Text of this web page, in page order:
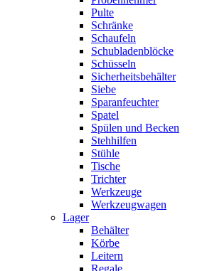
Pulte
Schränke
Schaufeln
Schubladenblöcke
Schüsseln
Sicherheitsbehälter
Siebe
Sparanfeuchter
Spatel
Spülen und Becken
Stehhilfen
Stühle
Tische
Trichter
Werkzeuge
Werkzeugwagen
Lager
Behälter
Körbe
Leitern
Regale